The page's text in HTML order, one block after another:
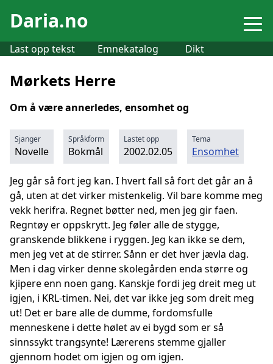
Daria.no
Last opp tekst Emnekatalog Dikt
Mørkets Herre
Om å være annerledes, ensomhet og
Sjanger
Novelle
Språkform
Bokmål
Lastet opp
2002.02.05
Tema
Ensomhet
Jeg går så fort jeg kan. I hvert fall så fort det går an å
gå, uten at det virker mistenkelig. Vil bare komme meg
vekk herifra. Regnet bøtter ned, men jeg gir faen.
Regntøy er oppskrytt. Jeg føler alle de stygge,
granskende blikkene i ryggen. Jeg kan ikke se dem,
men jeg vet at de stirrer. Sånn er det hver jævla dag.
Men i dag virker denne skolegården enda større og
kjipere enn noen gang. Kanskje fordi jeg dreit meg ut
igjen, i KRL-timen. Nei, det var ikke jeg som dreit meg
ut! Det er bare alle de dumme, fordomsfulle
menneskene i dette hølet av ei bygd som er så
sinnssykt trangsynte! Lærerens stemme gjaller
gjennom hodet om igjen og om igjen.